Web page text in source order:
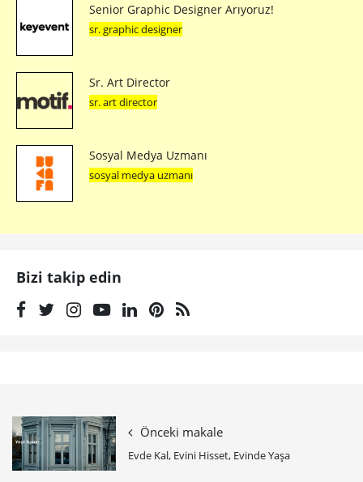
Senior Graphic Designer Arıyoruz!
sr. graphic designer
Sr. Art Director
sr. art director
Sosyal Medya Uzmanı
sosyal medya uzmanı
Bizi takip edin
Önceki makale
Evde Kal, Evini Hisset, Evinde Yaşa